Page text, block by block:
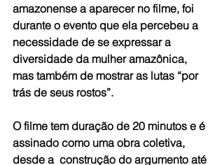
amazonense a aparecer no filme, foi
durante o evento que ela percebeu a
necessidade de se expressar a
diversidade da mulher amazônica,
mas também de mostrar as lutas “por
trás de seus rostos”.
O filme tem duração de 20 minutos e é
assinado como uma obra coletiva,
desde a  construção do argumento até